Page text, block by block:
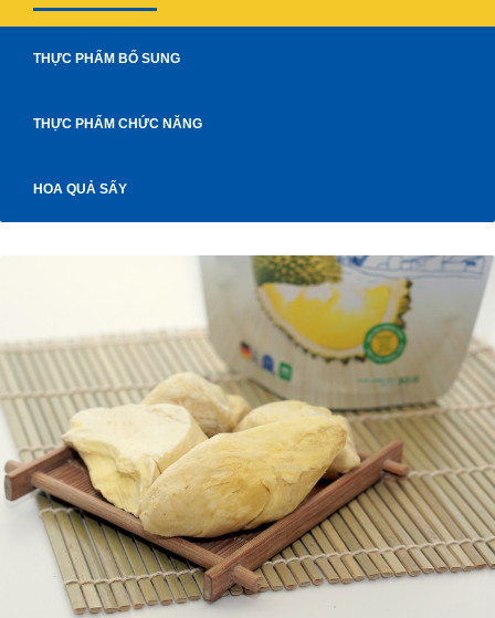
THỰC PHẨM BỔ SUNG
THỰC PHẨM CHỨC NĂNG
HOA QUẢ SẤY